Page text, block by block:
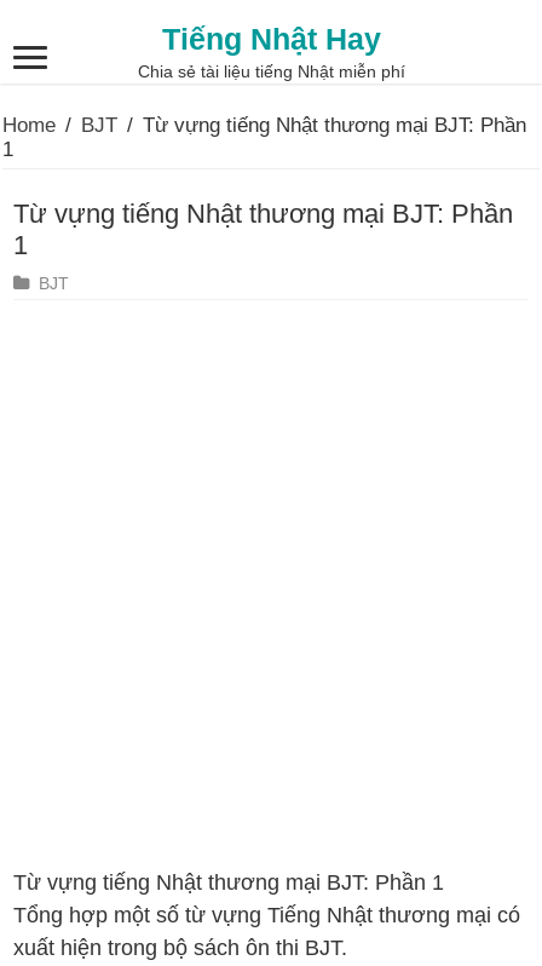
Tiếng Nhật Hay
Chia sẻ tài liệu tiếng Nhật miễn phí
Home / BJT / Từ vựng tiếng Nhật thương mại BJT: Phần
1
Từ vựng tiếng Nhật thương mại BJT: Phần
1
BJT
Từ vựng tiếng Nhật thương mại BJT: Phần 1
Tổng hợp một số từ vựng Tiếng Nhật thương mại có
xuất hiện trong bộ sách ôn thi BJT.